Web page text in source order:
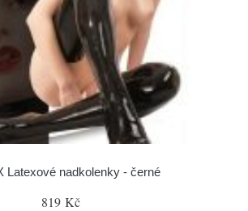
Latexové nadkolenky - černé
819 Kč